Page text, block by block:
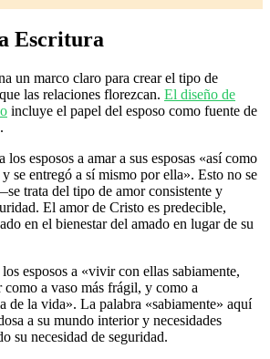
Escritura
un marco claro para crear el tipo de
las relaciones florezcan. El diseño de
incluye el papel del esposo como fuente de
los esposos a amar a sus esposas «así como
se entregó a sí mismo por ella». Esto no se
trata del tipo de amor consistente y
El amor de Cristo es predecible,
en el bienestar del amado en lugar de su
esposos a «vivir con ellas sabiamente,
a vaso más frágil, y como a
de la vida». La palabra «sabiamente» aquí
a su mundo interior y necesidades
su necesidad de seguridad.